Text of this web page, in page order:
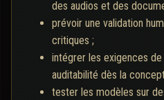
des audios et des
prévoir une validation
critiques ;
intégrer les exigences
auditabilité dès la
tester les modèles sur